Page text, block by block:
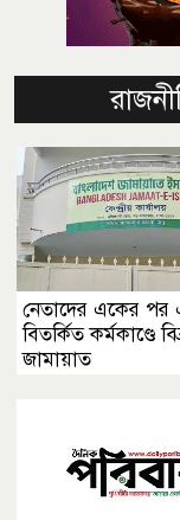
নেতাদের একের
বিতর্কিত কর্মকাণ্ডে
জামায়াত